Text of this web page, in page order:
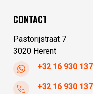
vrijdag
CONTACT
Pastorijstraat 7
3020 Herent
+32 16 930 137
+32 16 930 137